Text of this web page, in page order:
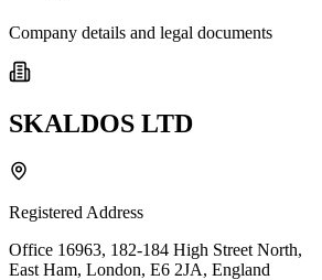
Company details and legal documents
SKALDOS LTD
Registered Address
Office 16963, 182-184 High Street North,
East Ham, London, E6 2JA, England